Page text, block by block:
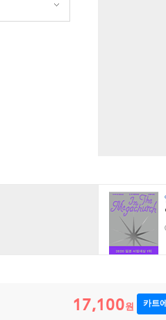
17,100원 카트